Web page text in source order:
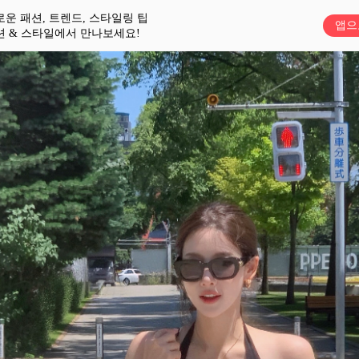
운 패션, 트렌드, 스타일링 팁
& 스타일에서 만나보세요!
앱